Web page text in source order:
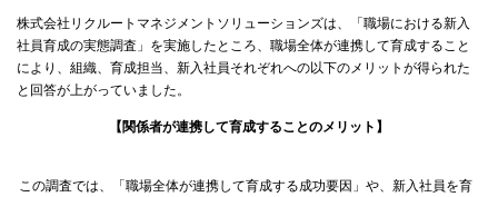
株式会社リクルートマネジメントソリューションズは、「職場における新入
社員育成の実態調査」を実施したところ、職場全体が連携して育成すること
により、組織、育成担当、新入社員それぞれへの以下のメリットが得られた
と回答が上がっていました。
【関係者が連携して育成することのメリット】
この調査では、「職場全体が連携して育成する成功要因」や、新入社員を育